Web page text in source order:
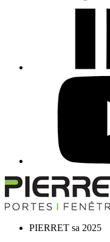
PIERRET sa 2025